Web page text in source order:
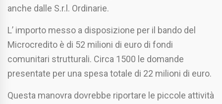
anche dalle S.r.l. Ordinarie.
L’ importo messo a disposizione per il bando del
Microcredito è di 52 milioni di euro di fondi
comunitari strutturali. Circa 1500 le domande
presentate per una spesa totale di 22 milioni di euro.
Questa manovra dovrebbe riportare le piccole attività